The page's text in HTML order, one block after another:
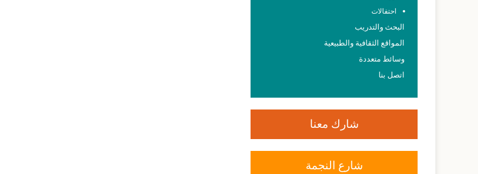
احتفالات
البحث والتدريب
المواقع الثقافية والطبيعية
وسائط متعددة
اتصل بنا
شارك معنا
شارع النجمة